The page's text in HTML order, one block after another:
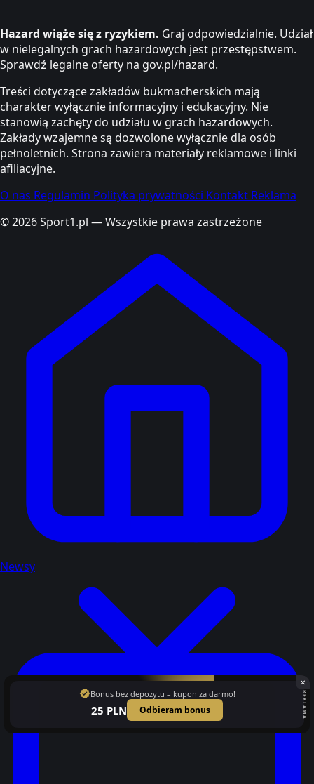
✕
verifiedBonus bez depozytu – kupon za darmo!
25 PLN Odbieram bonus REKLAMA
Hazard wiąże się z ryzykiem. Graj odpowiedzialnie. Udział
w nielegalnych grach hazardowych jest przestępstwem.
Sprawdź legalne oferty na gov.pl/hazard.
Treści dotyczące zakładów bukmacherskich mają
charakter wyłącznie informacyjny i edukacyjny. Nie
stanowią zachęty do udziału w grach hazardowych.
Zakłady wzajemne są dozwolone wyłącznie dla osób
pełnoletnich. Strona zawiera materiały reklamowe i linki
afiliacyjne.
O nas Regulamin Polityka prywatności Kontakt Reklama
© 2026 Sport1.pl — Wszystkie prawa zastrzeżone
Newsy